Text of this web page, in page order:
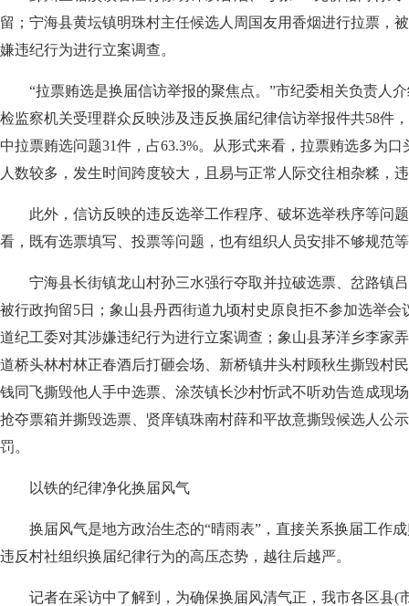
留；宁海县黄坛镇明珠村主任候选人周国友用香烟进行拉票，
嫌违纪行为进行立案调查。
“拉票贿选是换届信访举报的聚焦点。”市纪委相关负责人介
检监察机关受理群众反映涉及违反换届纪律信访举报件共58件
中拉票贿选问题31件，占63.3%。从形式来看，拉票贿选多为
人数较多，发生时间跨度较大，且易与正常人际交往相杂糅，
此外，信访反映的违反选举工作程序、破坏选举秩序等问题
看，既有选票填写、投票等问题，也有组织人员安排不够规范
宁海县长街镇龙山村孙三水强行夺取并拉破选票、岔路镇吕
被行政拘留5日；象山县丹西街道九顷村史原良拒不参加选举会
道纪工委对其涉嫌违纪行为进行立案调查；象山县茅洋乡李家
道桥头林村林正春酒后打砸会场、新桥镇井头村顾秋生撕毁村
钱同飞撕毁他人手中选票、涂茨镇长沙村忻武不听劝告造成现
抢夺票箱并撕毁选票、贤庠镇珠南村薛和平故意撕毁候选人公
罚。
以铁的纪律净化换届风气
换届风气是地方政治生态的“晴雨表”，直接关系换届工作成
违反村社组织换届纪律行为的高压态势，越往后越严。
记者在采访中了解到，为确保换届风清气正，我市各区县(